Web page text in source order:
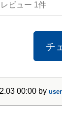
ビュー 1件
チ
00:00 by user